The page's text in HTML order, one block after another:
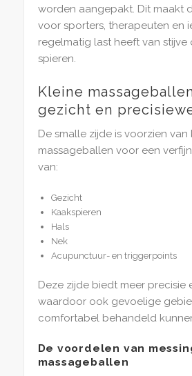
worden aangepakt. Dit maakt
voor sporters, therapeuten en
regelmatig last heeft van stijve
spieren.
Kleine
gezicht en
De smalle zijde is voorzien van
massageballen voor een
van:
Gezicht
Kaakspieren
Hals
Nek
Acupunctuur- en triggerpoints
Deze zijde biedt meer precisie
waardoor ook gevoelige
comfortabel behandeld
De voordelen van
massageballen